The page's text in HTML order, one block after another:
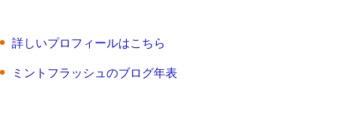
詳しいプロフィールはこちら
ミントフラッシュのブログ年表